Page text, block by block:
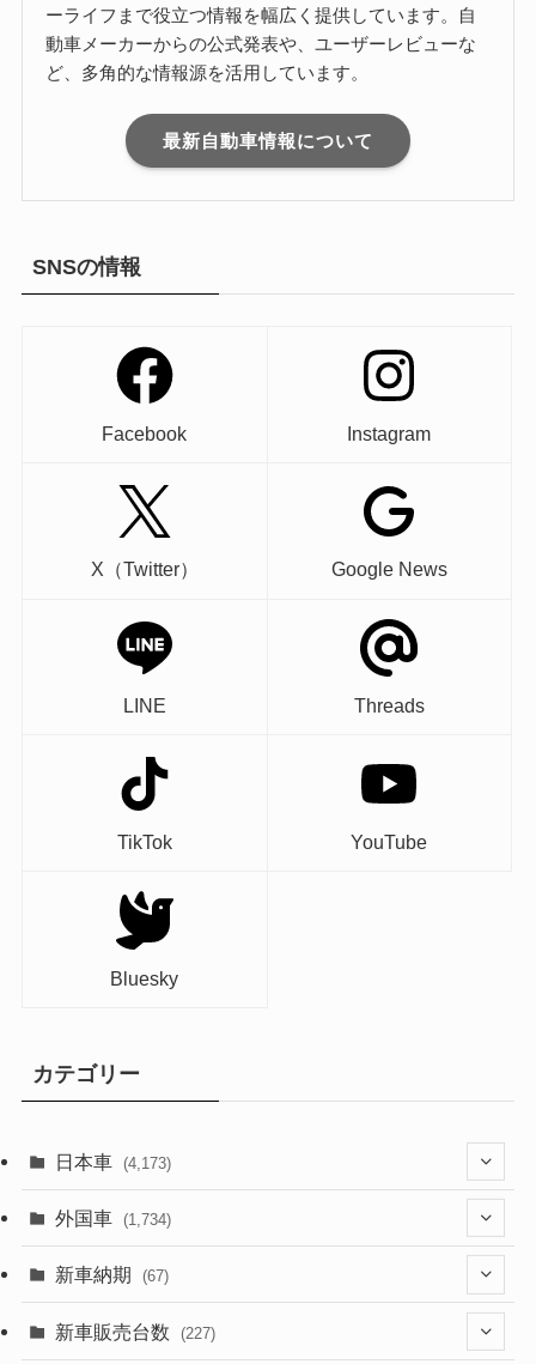
ーライフまで役立つ情報を幅広く提供しています。自
動車メーカーからの公式発表や、ユーザーレビューな
ど、多角的な情報源を活用しています。
最新自動車情報について
SNSの情報
Facebook Instagram
X（Twitter） Google News
LINE Threads
TikTok YouTube
Bluesky
カテゴリー
日本車 (4,173)
(1,321)
(329)
外国車 (1,734)
新車納期 (67)
(28)
新車販売台数 (227)